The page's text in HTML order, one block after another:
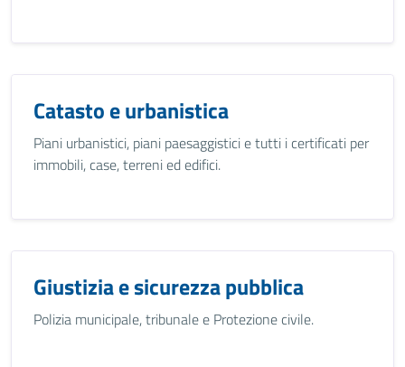
Catasto e urbanistica
Piani urbanistici, piani paesaggistici e tutti i certificati per
immobili, case, terreni ed edifici.
Giustizia e sicurezza pubblica
Polizia municipale, tribunale e Protezione civile.